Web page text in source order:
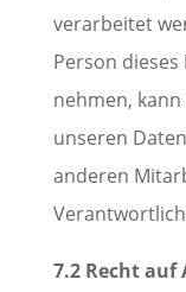
verarbeitet
Person
nehmen,
unseren
anderen
7.2 Recht